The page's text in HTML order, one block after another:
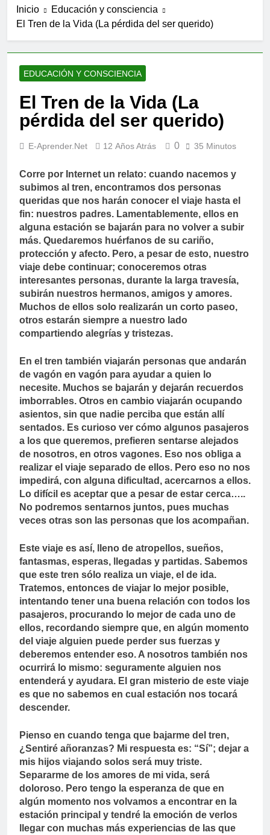
Inicio
Educación y consciencia
El Tren de la Vida (La pérdida del ser querido)
EDUCACIÓN Y CONSCIENCIA
El Tren de la Vida (La
pérdida del ser querido)
E-Aprender.net 12 Años Atrás 0 35 Minutos
Corre por Internet un relato: cuando nacemos y
subimos al tren, encontramos dos personas
queridas que nos harán conocer el viaje hasta el
fin: nuestros padres. Lamentablemente, ellos en
alguna estación se bajarán para no volver a subir
más. Quedaremos huérfanos de su cariño,
protección y afecto. Pero, a pesar de esto, nuestro
viaje debe continuar; conoceremos otras
interesantes personas, durante la larga travesía,
subirán nuestros hermanos, amigos y amores.
Muchos de ellos solo realizarán un corto paseo,
otros estarán siempre a nuestro lado
compartiendo alegrías y tristezas.
En el tren también viajarán personas que andarán
de vagón en vagón para ayudar a quien lo
necesite. Muchos se bajarán y dejarán recuerdos
imborrables. Otros en cambio viajarán ocupando
asientos, sin que nadie perciba que están allí
sentados. Es curioso ver cómo algunos pasajeros
a los que queremos, prefieren sentarse alejados
de nosotros, en otros vagones. Eso nos obliga a
realizar el viaje separado de ellos. Pero eso no nos
impedirá, con alguna dificultad, acercarnos a ellos.
Lo difícil es aceptar que a pesar de estar cerca…..
No podremos sentarnos juntos, pues muchas
veces otras son las personas que los acompañan.
Este viaje es así, lleno de atropellos, sueños,
fantasmas, esperas, llegadas y partidas. Sabemos
que este tren sólo realiza un viaje, el de ida.
Tratemos, entonces de viajar lo mejor posible,
intentando tener una buena relación con todos los
pasajeros, procurando lo mejor de cada uno de
ellos, recordando siempre que, en algún momento
del viaje alguien puede perder sus fuerzas y
deberemos entender eso. A nosotros también nos
ocurrirá lo mismo: seguramente alguien nos
entenderá y ayudara. El gran misterio de este viaje
es que no sabemos en cual estación nos tocará
descender.
Pienso en cuando tenga que bajarme del tren,
¿Sentiré añoranzas? Mi respuesta es: “Sí”; dejar a
mis hijos viajando solos será muy triste.
Separarme de los amores de mi vida, será
doloroso. Pero tengo la esperanza de que en
algún momento nos volvamos a encontrar en la
estación principal y tendré la emoción de verlos
llegar con muchas más experiencias de las que